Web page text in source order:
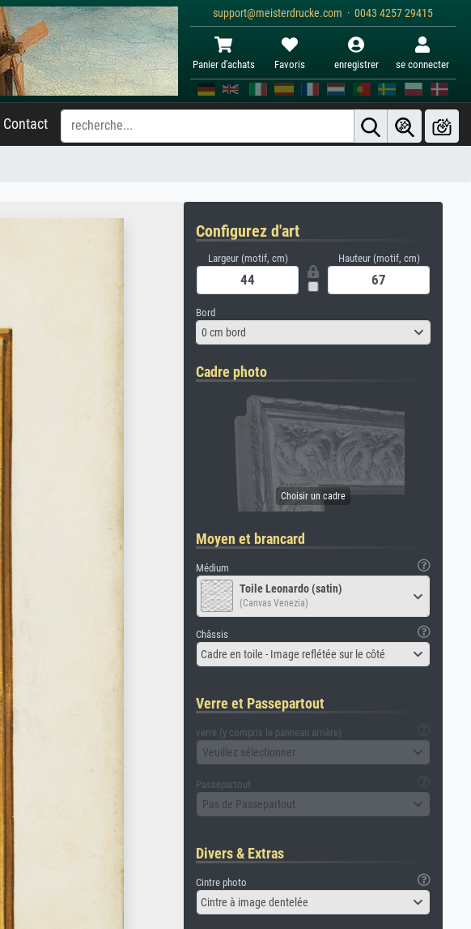
support@meisterdrucke.com · 0043 4257 29415
Panier d'achats Favoris enregistrer se connecter
Contact
Configurez d'art
Largeur (motif, cm) Hauteur (motif, cm)
Bord
0 cm bord
Cadre photo
Moyen et brancard
Médium
Toile Leonardo (satin)
(Canvas Venezia)
Châssis
Cadre en toile - Image reflétée sur le côté
Verre et Passepartout
verre (y compris le panneau arrière)
Veuillez sélectionner
Passepartout
Pas de Passepartout
Divers & Extras
Cintre photo
Cintre à image dentelée